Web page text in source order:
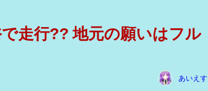
走行?? 地元の願いはフル
あいえす